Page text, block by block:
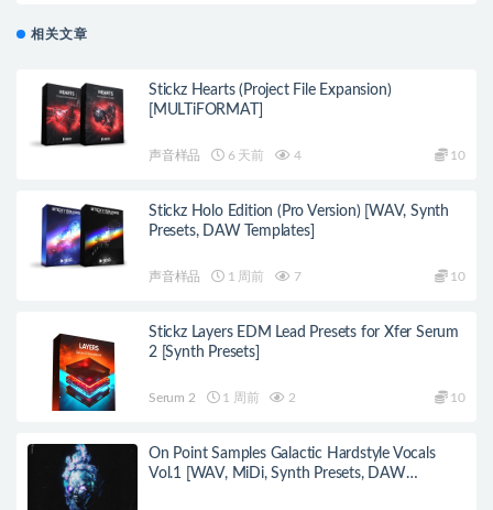
相关文章
Stickz Hearts (Project File Expansion)
[MULTiFORMAT]
声音样品 6 天前 4 10
Stickz Holo Edition (Pro Version) [WAV, Synth
Presets, DAW Templates]
声音样品 1 周前 7 10
Stickz Layers EDM Lead Presets for Xfer Serum
2 [Synth Presets]
Serum 2 1 周前 2 10
On Point Samples Galactic Hardstyle Vocals
Vol.1 [WAV, MiDi, Synth Presets, DAW